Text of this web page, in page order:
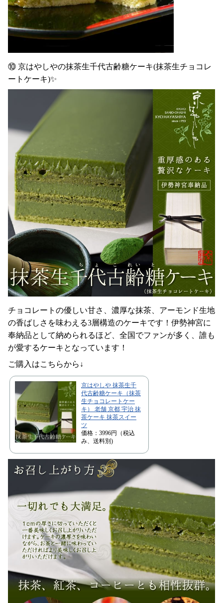
⑩ 京はやしやの抹茶生千代古齢糖ケーキ(抹茶生チョコレ
ートケーキ)✨
チョコレートの優しい甘さ、濃厚な抹茶、アーモンド生地
の香ばしさを味わえる3層構造のケーキです！伊勢神宮に
奉納品として納められるほど、全国でファンが多く、誰も
が愛するケーキとなっています！
ご購入はこちらから↓
京はやしや 抹茶生千
代古齢糖ケーキ（抹茶
生チョコレートケー
キ） 老舗 京都 宇治 抹
茶ケーキ 抹茶スイー
ツ
価格：3996円（税込
み、送料別)